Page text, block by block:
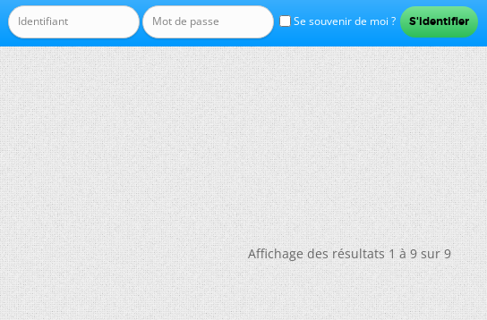
Se souvenir de moi ?
Affichage des résultats 1 à 9 sur 9